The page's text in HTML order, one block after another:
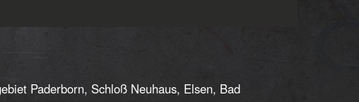
Paderborn, Schloß Neuhaus, Elsen, Bad